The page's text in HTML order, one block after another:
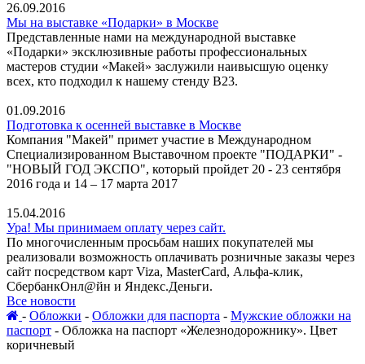
26.09.2016
Мы на выставке «Подарки» в Москве
Представленные нами на международной выставке
«Подарки» эксклюзивные работы профессиональных
мастеров студии «Макей» заслужили наивысшую оценку
всех, кто подходил к нашему стенду В23.
01.09.2016
Подготовка к осенней выставке в Москве
Компания "Макей" примет участие в Международном
Специализированном Выставочном проекте "ПОДАРКИ" -
"НОВЫЙ ГОД ЭКСПО", который пройдет 20 - 23 сентября
2016 года и 14 – 17 марта 2017
15.04.2016
Ура! Мы принимаем оплату через сайт.
По многочисленным просьбам наших покупателей мы
реализовали возможность оплачивать розничные заказы через
сайт посредством карт Viza, MasterCard, Альфа-клик,
СбербанкОнл@йн и Яндекс.Деньги.
Все новости
- Обложки - Обложки для паспорта - Мужские обложки на
паспорт - Обложка на паспорт «Железнодорожнику». Цвет
коричневый